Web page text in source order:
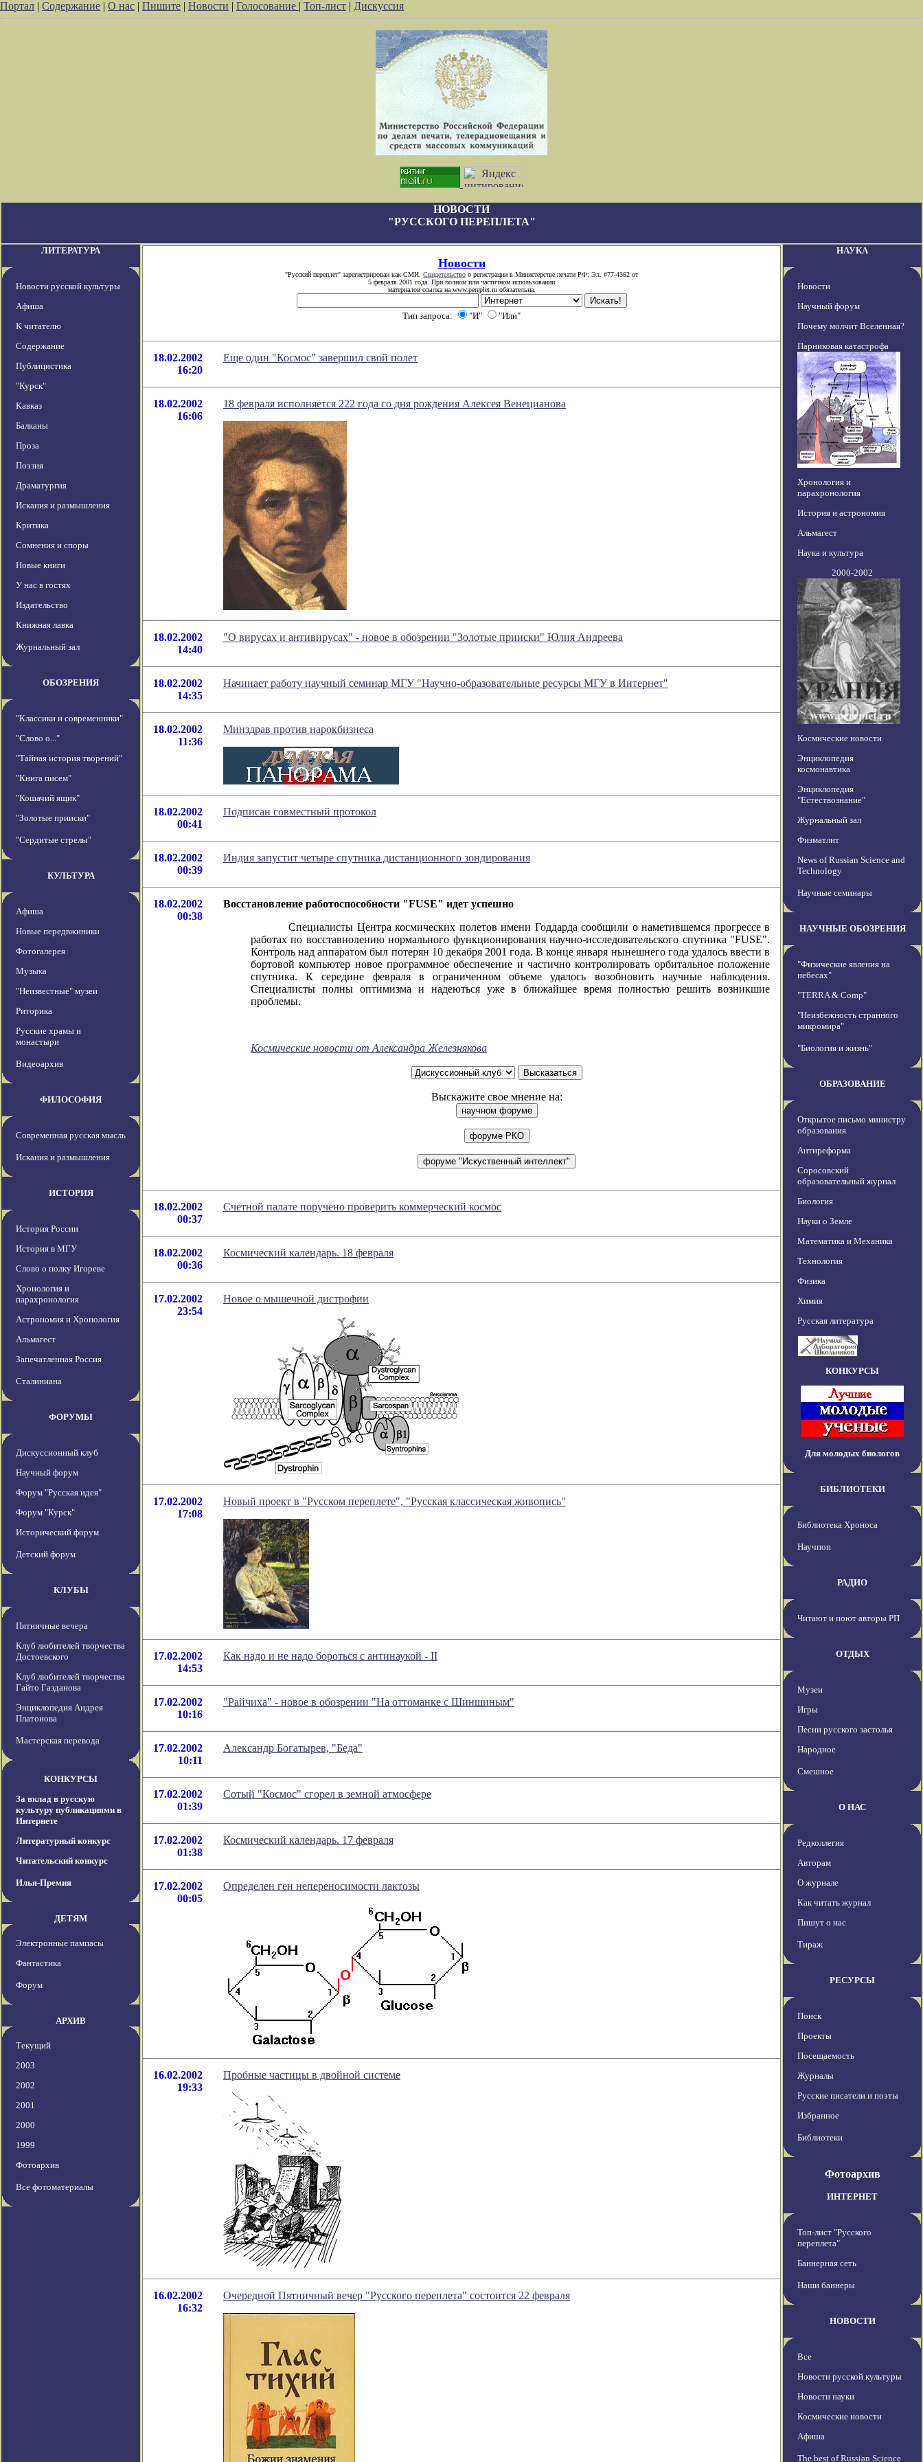
Портал | Содержание | О нас | Пишите | Новости | Голосование | Топ-лист | Дискуссия
НОВОСТИ
"РУССКОГО ПЕРЕПЛЕТА"
ЛИТЕРАТУРА
Новости русской культуры
Афиша
К читателю
Содержание
Публицистика
"Курск"
Кавказ
Балканы
Проза
Поэзия
Драматургия
Искания и размышления
Критика
Сомнения и споры
Новые книги
У нас в гостях
Издательство
Книжная лавка
Журнальный зал
ОБОЗРЕНИЯ
"Классики и современники"
"Слово о..."
"Тайная история творений"
"Книга писем"
"Кошачий ящик"
"Золотые прииски"
"Сердитые стрелы"
КУЛЬТУРА
Афиша
Новые передвжиники
Фотогалерея
Музыка
"Неизвестные" музеи
Риторика
Русские храмы и
монастыри
Видеоархив
ФИЛОСОФИЯ
Современная русская мысль
Искания и размышления
ИСТОРИЯ
История России
История в МГУ
Слово о полку Игореве
Хронология и
парахронология
Астрономия и Хронология
Альмагест
Запечатленная Россия
Сталиниана
ФОРУМЫ
Дискуссионный клуб
Научный форум
Форум "Русская идея"
Форум "Курск"
Исторический форум
Детский форум
КЛУБЫ
Пятничные вечера
Клуб любителей творчества
Достоевского
Клуб любителей творчества
Гайто Газданова
Энциклопедия Андрея
Платонова
Мастерская перевода
КОНКУРСЫ
За вклад в русскую
культуру публикациями в
Интернете
Литературный конкурс
Читательский конкурс
Илья-Премия
ДЕТЯМ
Электронные пампасы
Фантастика
Форум
АРХИВ
Текущий
2003
2002
2001
2000
1999
Фотоархив
Все фотоматериалы
Новости
"Русский переплет" зарегистрирован как СМИ. Свидетельство о регистрации в Министерстве печати РФ: Эл. #77-4362 от
5 февраля 2001 года. При полном или частичном использовании
материалов ссылка на www.pereplet.ru обязательна.
Тип запроса: "И" "Или"
18.02.2002
16:20
Еще один "Космос" завершил свой полет
18.02.2002
16:06
18 февраля исполняется 222 года со дня рождения Алексея Венецианова
18.02.2002
14:40
"О вирусах и антивирусах" - новое в обозрении "Золотые прииски" Юлия Андреева
18.02.2002
14:35
Начинает работу научный семинар МГУ "Научно-образовательные ресурсы МГУ в Интернет"
18.02.2002
11:36
Минздрав против нарокбизнеса
18.02.2002
00:41
Подписан совместный протокол
18.02.2002
00:39
Индия запустит четыре спутника дистанционного зондирования
18.02.2002
00:38
Восстановление работоспособности "FUSE" идет успешно
Специалисты Центра космических полетов имени Годдарда сообщили о наметившемся прогрессе в
работах по восставнолению нормального функционирования научно-исследовательского спутника "FUSE".
Контроль над аппаратом был потерян 10 декабря 2001 года. В конце января нынешнего года удалось ввести в
бортовой компьютер новое программное обеспечение и частично контролировать орбитальное положение
спутника. К середине февраля в ограниченном объеме удалось возобновить научные наблюдения.
Специалисты полны оптимизма и надеються уже в ближайшее время полностью решить возникшие
проблемы.
Космические новости от Александра Железнякова
Выскажите свое мнение на:
18.02.2002
00:37
Счетной палате поручено проверить коммерческий космос
18.02.2002
00:36
Космический календарь. 18 февраля
17.02.2002
23:54
Новое о мышечной дистрофии
17.02.2002
17:08
Новый проект в "Русском переплете", "Русская классическая живопись"
17.02.2002
14:53
Как надо и не надо бороться с антинаукой - II
17.02.2002
10:16
"Райчиха" - новое в обозрении "На оттоманке с Шиншиным"
17.02.2002
10:11
Александр Богатырев, "Беда"
17.02.2002
01:39
Сотый "Космос" сгорел в земной атмосфере
17.02.2002
01:38
Космический календарь. 17 февраля
17.02.2002
00:05
Определен ген непереносимости лактозы
16.02.2002
19:33
Пробные частицы в двойной системе
16.02.2002
16:32
Очередной Пятничный вечер "Русского переплета" состоится 22 февраля
НАУКА
Новости
Научный форум
Почему молчит Вселенная?
Парниковая катастрофа
Хронология и
парахронология
История и астрономия
Альмагест
Наука и культура
2000-2002
Космические новости
Энциклопедия
космонавтика
Энциклопедия
"Естествознание"
Журнальный зал
Физматлит
News of Russian Science and
Technology
Научные семинары
НАУЧНЫЕ ОБОЗРЕНИЯ
"Физические явления на
небесах"
"TERRA & Comp"
"Неизбежность странного
микромира"
"Биология и жизнь"
ОБРАЗОВАНИЕ
Открытое письмо министру
образования
Антиреформа
Соросовский
образовательный журнал
Биология
Науки о Земле
Математика и Механика
Технология
Физика
Химия
Русская литература
КОНКУРСЫ
Для молодых биологов
БИБЛИОТЕКИ
Библиотека Хроноса
Научпоп
РАДИО
Читают и поют авторы РП
ОТДЫХ
Музеи
Игры
Песни русского застолья
Народное
Смешное
О НАС
Редколлегия
Авторам
О журнале
Как читать журнал
Пишут о нас
Тираж
РЕСУРСЫ
Поиск
Проекты
Посещаемость
Журналы
Русские писатели и поэты
Избранное
Библиотеки
Фотоархив
ИНТЕРНЕТ
Топ-лист "Русского
переплета"
Баннерная сеть
Наши баннеры
НОВОСТИ
Все
Новости русской культуры
Новости науки
Космические новости
Афиша
The best of Russian Science